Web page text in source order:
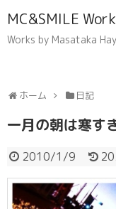
MC&SMILE
Works by Masataka
ホーム 日記
一月の朝は寒す
2010/1/9